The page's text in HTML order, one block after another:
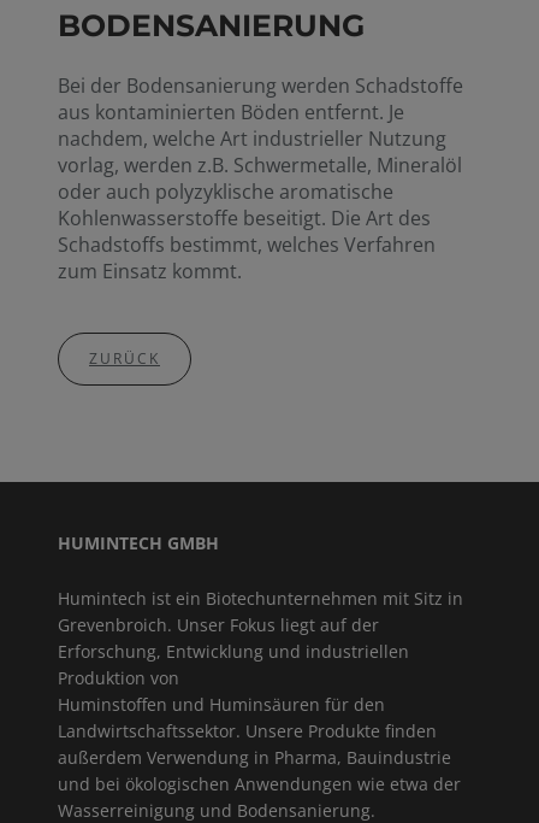
BODENSANIERUNG
Bei der Bodensanierung werden Schadstoffe
aus kontaminierten Böden entfernt. Je
nachdem, welche Art industrieller Nutzung
vorlag, werden z.B. Schwermetalle, Mineralöl
oder auch polyzyklische aromatische
Kohlenwasserstoffe beseitigt. Die Art des
Schadstoffs bestimmt, welches Verfahren
zum Einsatz kommt.
ZURÜCK
HUMINTECH GMBH
Humintech ist ein Biotechunternehmen mit Sitz in
Grevenbroich. Unser Fokus liegt auf der
Erforschung, Entwicklung und industriellen
Produktion von
Huminstoffen und Huminsäuren für den
Landwirtschaftssektor. Unsere Produkte finden
außerdem Verwendung in Pharma, Bauindustrie
und bei ökologischen Anwendungen wie etwa der
Wasserreinigung und Bodensanierung.